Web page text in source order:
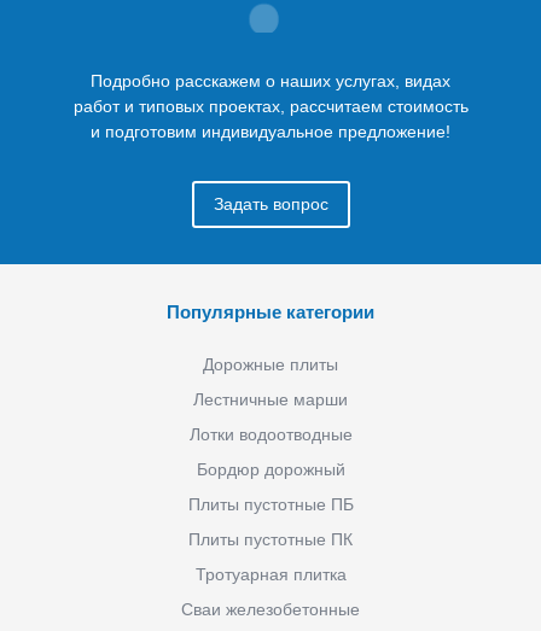
Подробно расскажем о наших услугах, видах
работ и типовых проектах, рассчитаем стоимость
и подготовим индивидуальное предложение!
Задать вопрос
Популярные категории
Дорожные плиты
Лестничные марши
Лотки водоотводные
Бордюр дорожный
Плиты пустотные ПБ
Плиты пустотные ПК
Тротуарная плитка
Сваи железобетонные